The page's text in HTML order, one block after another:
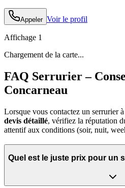
Appeler Voir le profil
Affichage 1
Chargement de la carte...
FAQ Serrurier –
Concarneau
Lorsque vous contactez un serrurier à
devis détaillé, vérifiez la réputation
attentif aux conditions (soir, nuit,
Quel est le juste prix pour un